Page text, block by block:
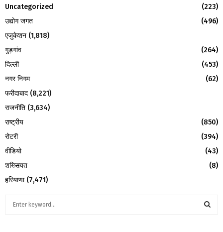
Uncategorized
(223)
उद्योग जगत
(496)
एजुकेशन (1,818)
गुड़गांव
(264)
दिल्ली
(453)
नगर निगम
(62)
फरीदाबाद (8,221)
राजनीति (3,634)
राष्ट्रीय
(850)
रोटरी
(394)
वीडियो
(43)
शख्सियत
(8)
हरियाणा(7,471)